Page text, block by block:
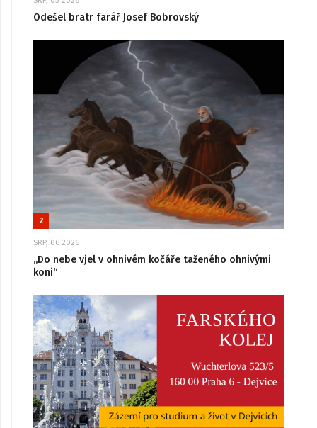
Odešel bratr farář Josef Bobrovský
2
SRP, 06 2026
„Do nebe vjel v ohnivém kočáře taženého ohnivými
koni“